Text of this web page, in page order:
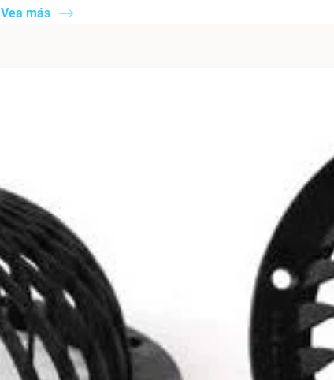
Vea más